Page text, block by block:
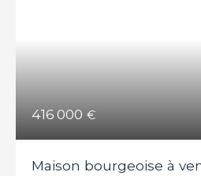
416 000 €
Maison bourgeoise à